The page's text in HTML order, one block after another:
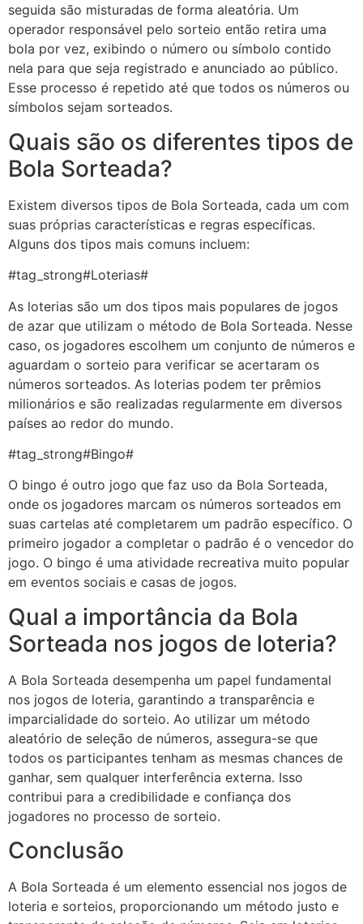
seguida são misturadas de forma aleatória. Um
operador responsável pelo sorteio então retira uma
bola por vez, exibindo o número ou símbolo contido
nela para que seja registrado e anunciado ao público.
Esse processo é repetido até que todos os números ou
símbolos sejam sorteados.
Quais são os diferentes tipos de
Bola Sorteada?
Existem diversos tipos de Bola Sorteada, cada um com
suas próprias características e regras específicas.
Alguns dos tipos mais comuns incluem:
#tag_strong#Loterias#
As loterias são um dos tipos mais populares de jogos
de azar que utilizam o método de Bola Sorteada. Nesse
caso, os jogadores escolhem um conjunto de números e
aguardam o sorteio para verificar se acertaram os
números sorteados. As loterias podem ter prêmios
milionários e são realizadas regularmente em diversos
países ao redor do mundo.
#tag_strong#Bingo#
O bingo é outro jogo que faz uso da Bola Sorteada,
onde os jogadores marcam os números sorteados em
suas cartelas até completarem um padrão específico. O
primeiro jogador a completar o padrão é o vencedor do
jogo. O bingo é uma atividade recreativa muito popular
em eventos sociais e casas de jogos.
Qual a importância da Bola
Sorteada nos jogos de loteria?
A Bola Sorteada desempenha um papel fundamental
nos jogos de loteria, garantindo a transparência e
imparcialidade do sorteio. Ao utilizar um método
aleatório de seleção de números, assegura-se que
todos os participantes tenham as mesmas chances de
ganhar, sem qualquer interferência externa. Isso
contribui para a credibilidade e confiança dos
jogadores no processo de sorteio.
Conclusão
A Bola Sorteada é um elemento essencial nos jogos de
loteria e sorteios, proporcionando um método justo e